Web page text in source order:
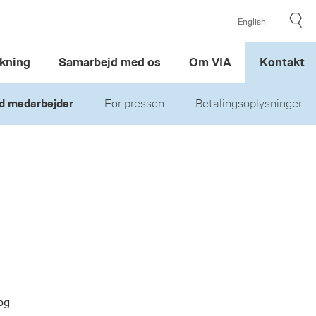
English
Samarbejd med os Om VIA Kontakt
medarbejder For pressen Betalingsoplysninger